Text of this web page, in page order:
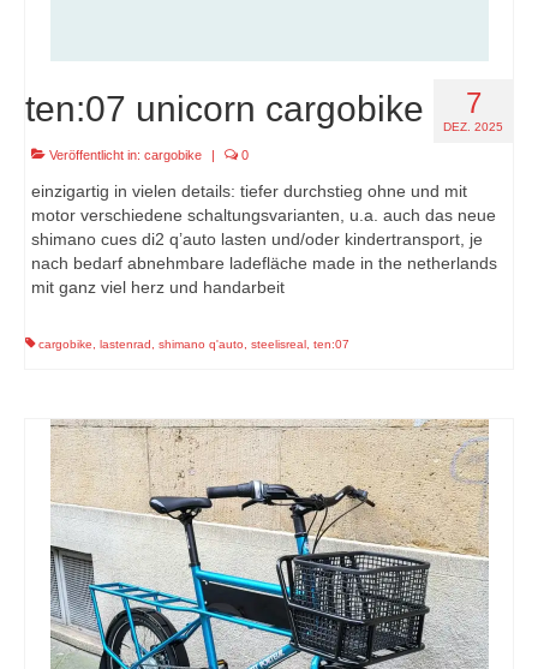
7
DEZ. 2025
ten:07 unicorn cargobike
Veröffentlicht in: cargobike | 0
einzigartig in vielen details: tiefer durchstieg ohne und mit
motor verschiedene schaltungsvarianten, u.a. auch das neue
shimano cues di2 q’auto lasten und/oder kindertransport, je
nach bedarf abnehmbare ladefläche made in the netherlands
mit ganz viel herz und handarbeit
cargobike lastenrad shimano q'auto steelisreal ten:07